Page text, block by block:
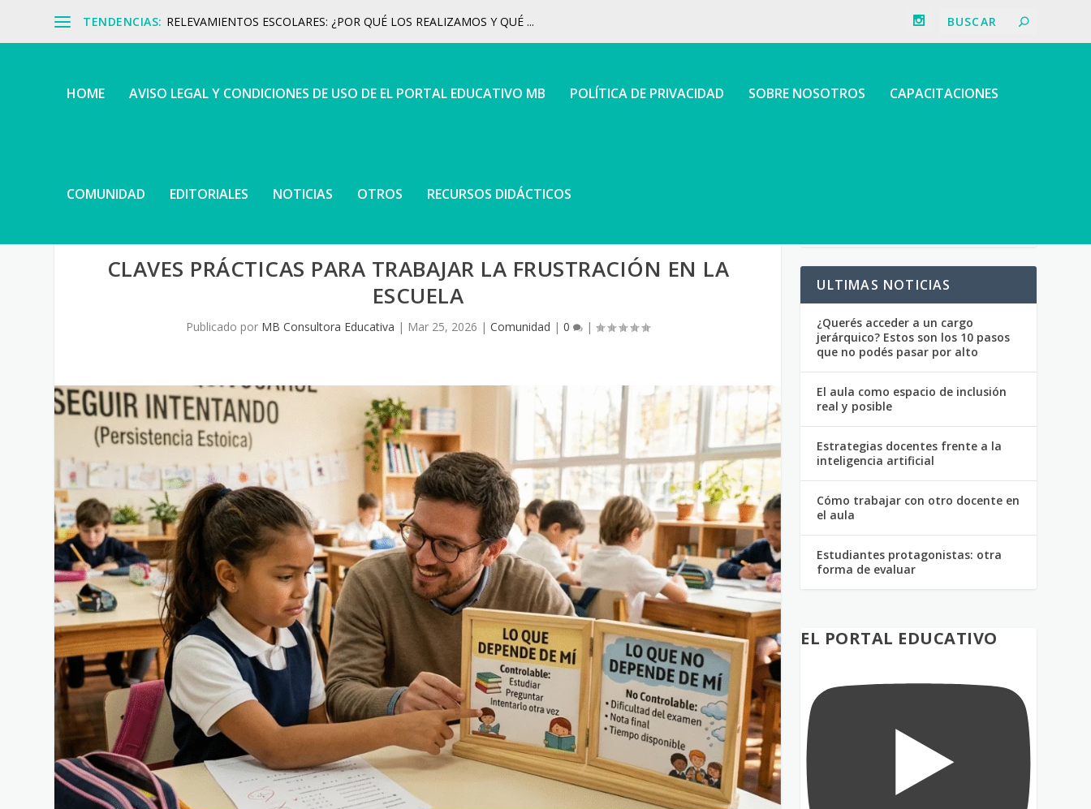
TENDENCIAS: RELEVAMIENTOS ESCOLARES: ¿POR QUÉ LOS REALIZAMOS Y QUÉ ...
HOME AVISO LEGAL Y CONDICIONES DE USO DE EL PORTAL EDUCATIVO MB POLÍTICA DE PRIVACIDAD SOBRE NOSOTROS CAPACITACIONES
COMUNIDAD EDITORIALES NOTICIAS OTROS RECURSOS DIDÁCTICOS
CLAVES PRÁCTICAS PARA TRABAJAR LA FRUSTRACIÓN EN LA
ESCUELA
Publicado por MB Consultora Educativa | Mar 25, 2026 |Comunidad |0 |
ULTIMAS NOTICIAS
¿Querés acceder a un cargo
jerárquico? Estos son los 10 pasos
que no podés pasar por alto
El aula como espacio de inclusión
real y posible
Estrategias docentes frente a la
inteligencia artificial
Cómo trabajar con otro docente en
el aula
Estudiantes protagonistas: otra
forma de evaluar
EL PORTAL EDUCATIVO